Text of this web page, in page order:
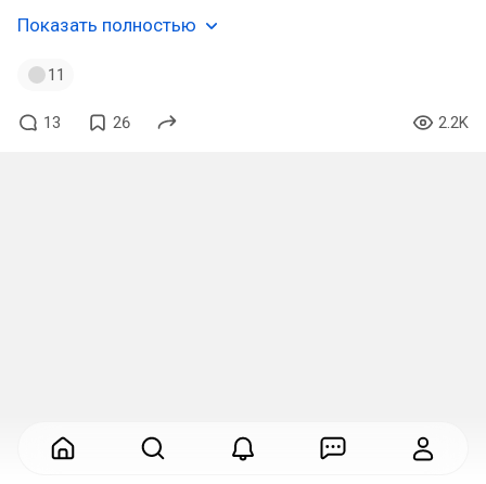
Показать полностью
11
13 26 2.2K